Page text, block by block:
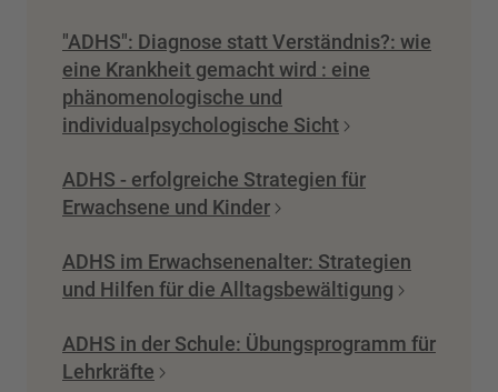
"ADHS": Diagnose statt Verständnis?: wie
eine Krankheit gemacht wird : eine
phänomenologische und
individualpsychologische Sicht
ADHS - erfolgreiche Strategien für
Erwachsene und Kinder
ADHS im Erwachsenenalter: Strategien
und Hilfen für die Alltagsbewältigung
ADHS in der Schule: Übungsprogramm für
Lehrkräfte